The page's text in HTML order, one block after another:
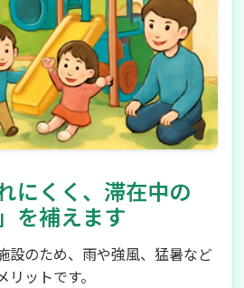
にくく、滞在中の
を補えます
設のため、雨や強風、猛暑など
ットです。